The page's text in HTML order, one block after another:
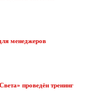
менеджеров
проведён тренинг